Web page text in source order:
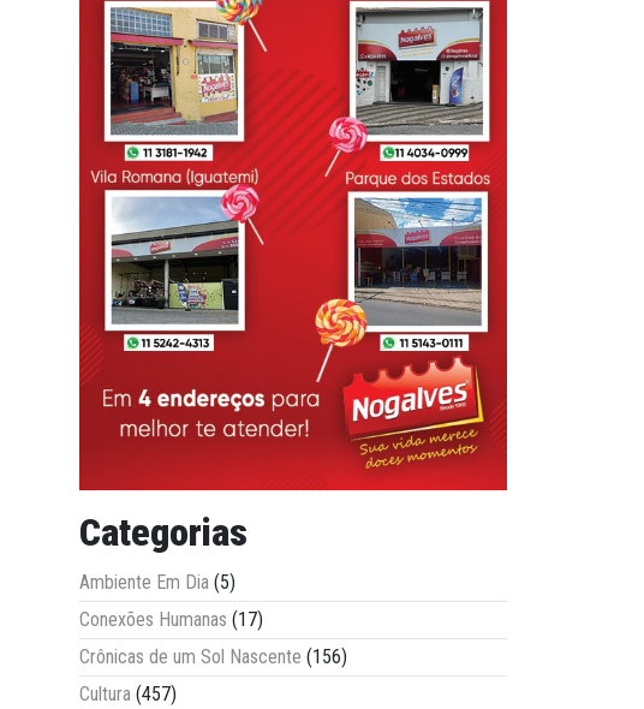
Categorias
Ambiente Em Dia (5)
Conexões Humanas (17)
Crônicas de um Sol Nascente (156)
Cultura (457)